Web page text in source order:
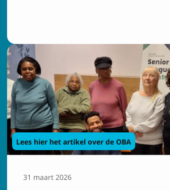
Lees hier het artikel over de OBA
31 maart 2026